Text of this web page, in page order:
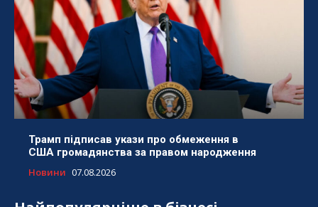
Трамп підписав укази про обмеження в
США громадянства за правом народження
Новини 07.08.2026